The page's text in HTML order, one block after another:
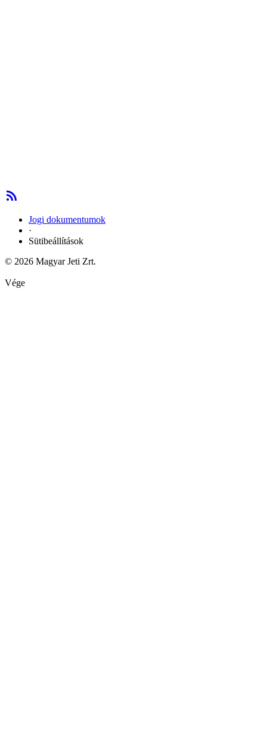
Jogi dokumentumok
·
Sütibeállítások
© 2026 Magyar Jeti Zrt.
Vége